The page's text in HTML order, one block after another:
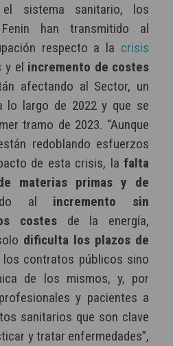
el sistema sanitario, los
han transmitido al
respecto a la crisis
y el incremento de costes
afectando al Sector, un
lo largo de 2022 y que se
tramo de 2023. “Aunque
redoblando esfuerzos
de esta crisis, la falta
materias primas y de
al incremento sin
costes de la energía,
dificulta los plazos de
los contratos públicos sino
de los mismos, y, por
y pacientes a
sanitarios que son clave
y tratar enfermedades”,